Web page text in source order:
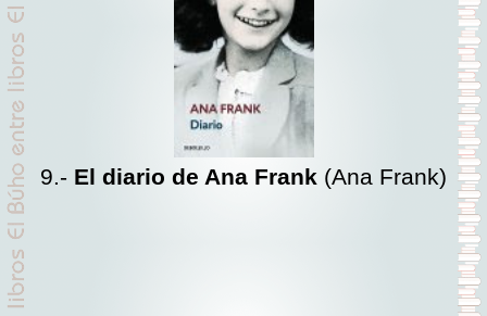
9.- El diario de Ana Frank (Ana Frank)